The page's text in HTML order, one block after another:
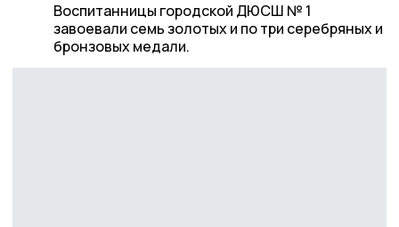
Воспитанницы городской ДЮСШ № 1
завоевали семь золотых и по три серебряных и
бронзовых медали.